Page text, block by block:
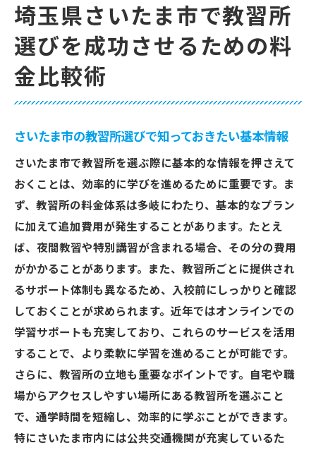
料金比較で見つける自分に合った教習所
さいたま市での料金比較に役立つ情報ソー
ス
教習所の料金体系を徹底解剖:さいたま市の賢い
教習所の料金構造を知ることの重要性
基本料金に含まれるものと別途費用
さいたま市の教習所の料金表を見るポイン
ト
料金体系から見る教習所の選び方
各種プランの比較で見極めるポイント
さいたま市の教習所の料金体系が異なる理
由
さいたま市で見逃せない教習所の隠れ費用とは
さいたま市の教習所のキャンセル料事情
隠れ費用を避けるためのチェックリスト
教習所選びで知っておくべき費用項目
さいたま市の教習所における費用の透明性
埼玉県さいたま市で教習所
選びを成功させるための料
金比較術
さいたま市の教習所選びで知っておきたい基本情報
さいたま市で教習所を選ぶ際に基本的な情報を押さえて
おくことは、効率的に学びを進めるために重要です。ま
ず、教習所の料金体系は多岐にわたり、基本的なプラン
に加えて追加費用が発生することがあります。たとえ
ば、夜間教習や特別講習が含まれる場合、その分の費用
がかかることがあります。また、教習所ごとに提供され
るサポート体制も異なるため、入校前にしっかりと確認
しておくことが求められます。近年ではオンラインでの
学習サポートも充実しており、これらのサービスを活用
することで、より柔軟に学習を進めることが可能です。
さらに、教習所の立地も重要なポイントです。自宅や職
場からアクセスしやすい場所にある教習所を選ぶこと
で、通学時間を短縮し、効率的に学ぶことができます。
特にさいたま市内には公共交通機関が充実しているた